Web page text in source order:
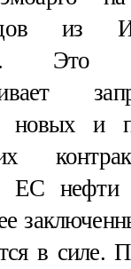
из
Это
новых и
ЕС
в силе.